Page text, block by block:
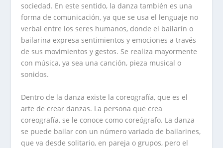
sociedad. En este sentido, la danza también es una
forma de comunicación, ya que se usa el lenguaje no
verbal entre los seres humanos, donde el bailarín o
bailarina expresa sentimientos y emociones a través
de sus movimientos y gestos. Se realiza mayormente
con música, ya sea una canción, pieza musical o
sonidos.
Dentro de la danza existe la coreografía, que es el
arte de crear danzas. La persona que crea
coreografía, se le conoce como coreógrafo. La danza
se puede bailar con un número variado de bailarines,
que va desde solitario, en pareja o grupos, pero el